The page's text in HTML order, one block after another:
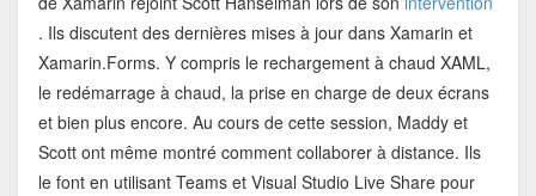
. Ils discutent des dernières mises à jour dans Xamarin et
Xamarin.Forms. Y compris le rechargement à chaud XAML,
le redémarrage à chaud, la prise en charge de deux écrans
et bien plus encore. Au cours de cette session, Maddy et
Scott ont même montré comment collaborer à distance. Ils
le font en utilisant Teams et Visual Studio Live Share pour